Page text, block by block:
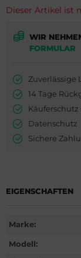
Dieser Artikel ist
WIR
FORMULAR
Zuverlässige
14 Tage
Käuferschutz
Datenschutz
Sichere
EIGENSCHAFTEN
Marke:
Modell:
Lemans
LeCoultre
Dubuis
Heuer